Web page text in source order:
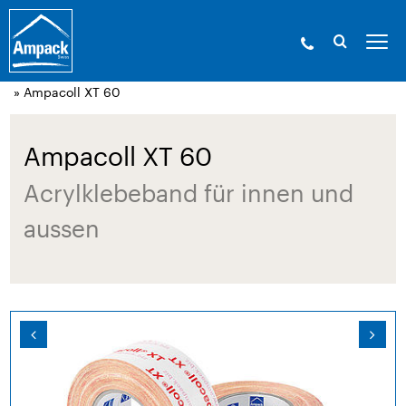
Ampack - Die Experten der Gebäudehülle. Seit
1946.»Produkte
Zubehör»
» Ampacoll XT 60
Ampacoll XT 60
Acrylklebeband für innen und
aussen